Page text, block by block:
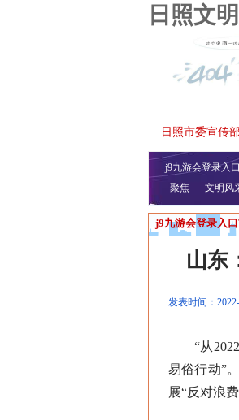
日照文
日照市委宣传
j9九游会登录入
明播
聚焦 文明风
j9九游会登录入
山东
发表时间：
“从2022
易俗行动”
展“反对浪